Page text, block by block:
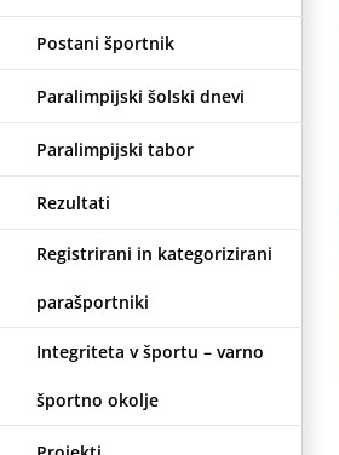
Postani športnik
Paralimpijski šolski dnevi
Paralimpijski tabor
Rezultati
Registrirani in kategorizirani
parašportniki
Integriteta v športu – varno
športno okolje